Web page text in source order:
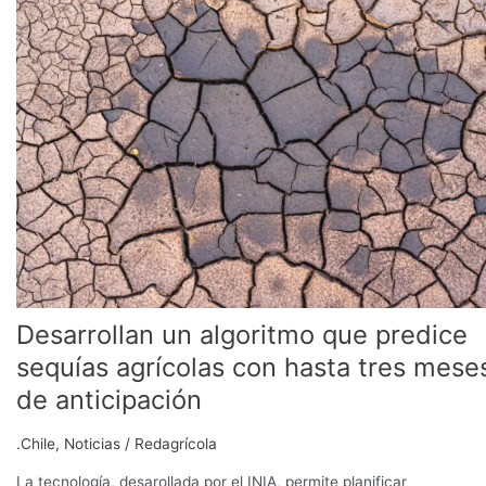
Desarrollan un algoritmo que predice
sequías agrícolas con hasta tres
de anticipación
.Chile, Noticias / Redagrícola
La tecnología, desarollada por el INIA, permite planificar
algoritmo
que
predice
sequías
agrícolas
con
hasta
tres
meses
de
anticipación